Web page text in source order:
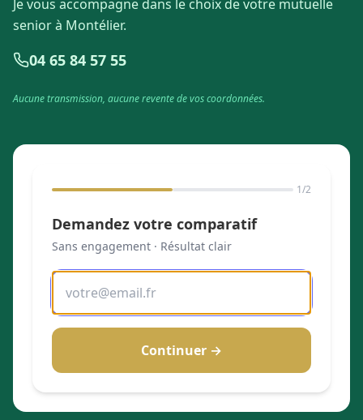
Je vous accompagne dans le choix de votre mutuelle
senior à Montélier.
04 65 84 57 55
Aucune transmission, aucune revente de vos coordonnées.
1/2
Demandez votre comparatif
Sans engagement · Résultat clair
Continuer →